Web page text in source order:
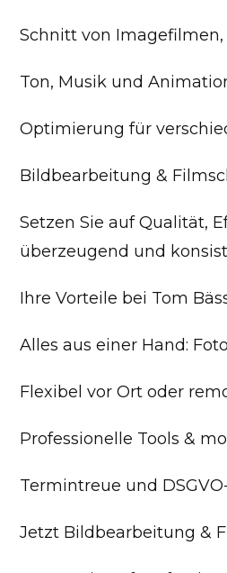
Schnitt von
Ton, Musik und
Optimierung für
Bildbearbeitung &
Setzen Sie auf Qualität,
überzeugend und
Ihre Vorteile bei Tom
Alles aus einer Hand:
Flexibel vor Ort oder
Professionelle Tools &
Termintreue und
Jetzt Bildbearbeitung &